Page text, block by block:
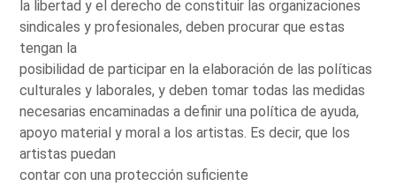
la libertad y el derecho de constituir las organizaciones
sindicales y profesionales, deben procurar que estas
tengan la
posibilidad de participar en la elaboración de las políticas
culturales y laborales, y deben tomar todas las medidas
necesarias encaminadas a definir una política de ayuda,
apoyo material y moral a los artistas. Es decir, que los
artistas puedan
contar con una protección suficiente